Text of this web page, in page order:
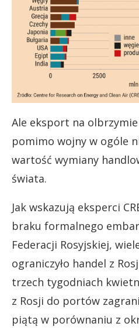
Ale eksport na
pomimo wojny w ogóle
wartość wymiany
świata.
Jak wskazują eksperci
braku formalnego
Federacji Rosyjskiej,
ograniczyło handel z
trzech tygodniach
z Rosji do portów
piątą w porównaniu z